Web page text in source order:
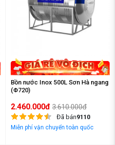
Bồn nước Inox 500L Sơn Hà ngang
(Φ720)
2.460.000đ 3.610.000đ
Đã bán9110
Miễn phí vận chuyển toàn quốc